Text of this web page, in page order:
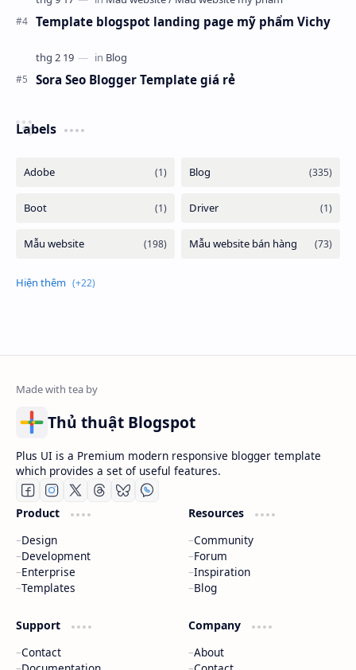
Template blogspot landing page mỹ phẩm Vichy
Sora Seo Blogger Template giá rẻ
Labels
Thủ thuật Blogspot
Plus UI is a Premium modern responsive blogger template
which provides a set of useful features.
Product
Design
Development
Enterprise
Templates
Resources
Community
Forum
Inspiration
Blog
Support
Contact
Company
About